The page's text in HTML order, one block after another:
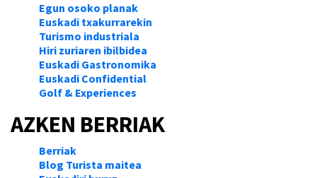
Egun osoko planak
Euskadi txakurrarekin
Turismo industriala
Hiri zuriaren ibilbidea
Euskadi Gastronomika
Euskadi Confidential
Golf & Experiences
AZKEN BERRIAK
Berriak
Blog Turista maitea